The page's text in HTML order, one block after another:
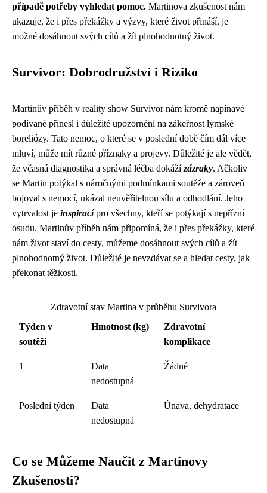
případě potřeby vyhledat pomoc. Martinova zkušenost nám
ukazuje, že i přes překážky a výzvy, které život přináší, je
možné dosáhnout svých cílů a žít plnohodnotný život.
Survivor: Dobrodružství i Riziko
Martinův příběh v reality show Survivor nám kromě napínavé
podívané přinesl i důležité upozornění na zákeřnost lymské
boreliózy. Tato nemoc, o které se v poslední době čím dál více
mluví, může mít různé příznaky a projevy. Důležité je ale vědět,
že včasná diagnostika a správná léčba dokážízázraky. Ačkoliv
se Martin potýkal s náročnými podmínkami soutěže a zároveň
bojoval s nemocí, ukázal neuvěřitelnou sílu a odhodlání. Jeho
vytrvalost je inspiracípro všechny, kteří se potýkají s nepřízní
osudu. Martinův příběh nám připomíná, že i přes překážky, které
nám život staví do cesty, můžeme dosáhnout svých cílů a žít
plnohodnotný život. Důležité je nevzdávat se a hledat cesty, jak
překonat těžkosti.
Zdravotní stav Martina v průběhu Survivora
Týden v
soutěži
Hmotnost (kg)
Zdravotní
komplikace
1
Data
nedostupná
Žádné
Poslední týden
Data
nedostupná
Únava, dehydratace
Co se Můžeme Naučit z Martinovy ​​
Zkušenosti?